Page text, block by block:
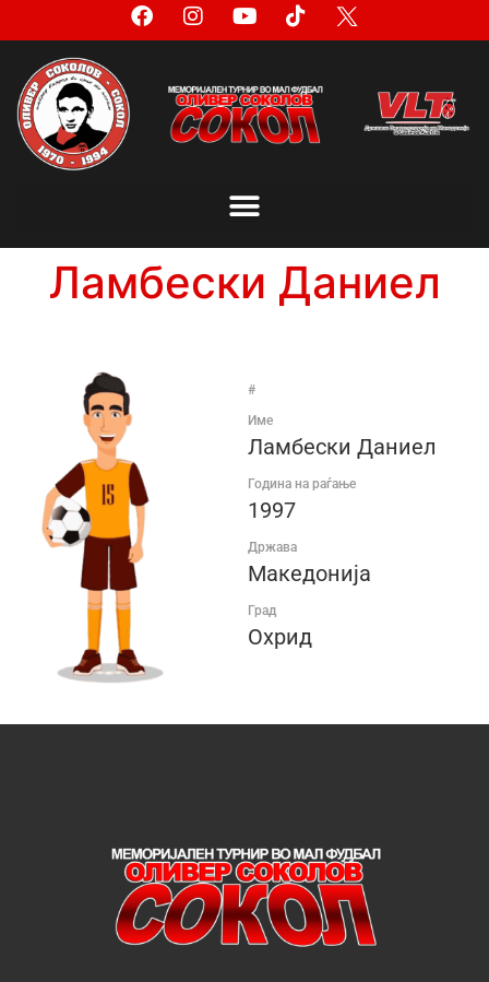
Ламбески Даниел
#
Име
Ламбески Даниел
Година на раѓање
1997
Држава
Македонија
Град
Охрид